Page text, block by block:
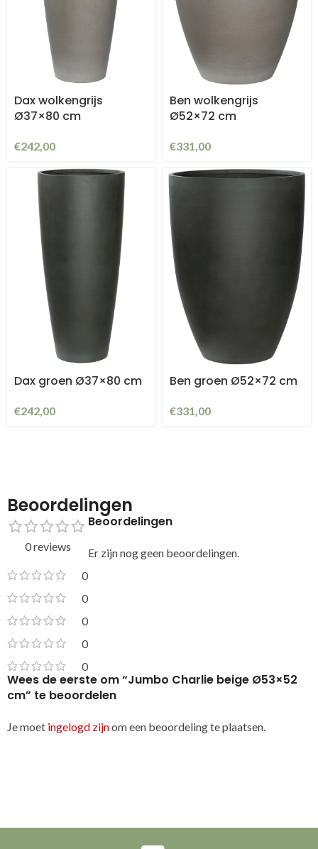
Dax wolkengrijs
Ø37×80 cm
€242,00
Ben wolkengrijs
Ø52×72 cm
€331,00
Dax groen Ø37×80 cm
€242,00
Ben groen Ø52×72 cm
€331,00
Beoordelingen
0 reviews
0
0
0
0
0
Beoordelingen
Er zijn nog geen beoordelingen.
Wees de eerste om “Jumbo Charlie beige Ø53×52
cm” te beoordelen
Je moet ingelogd zijnom een beoordeling te plaatsen.